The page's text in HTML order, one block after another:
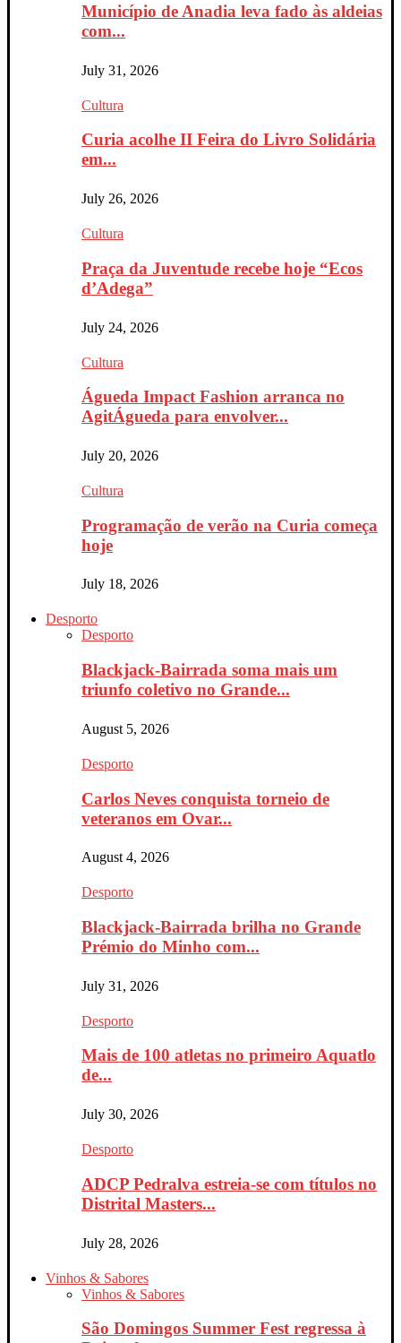
Município de Anadia leva fado às aldeias
com...
July 31, 2026
Cultura
Curia acolhe II Feira do Livro Solidária
em...
July 26, 2026
Cultura
Praça da Juventude recebe hoje “Ecos
d’Adega”
July 24, 2026
Cultura
Águeda Impact Fashion arranca no
AgitÁgueda para envolver...
July 20, 2026
Cultura
Programação de verão na Curia começa
hoje
July 18, 2026
Desporto
Desporto
Blackjack-Bairrada soma mais um
triunfo coletivo no Grande...
August 5, 2026
Desporto
Carlos Neves conquista torneio de
veteranos em Ovar...
August 4, 2026
Desporto
Blackjack-Bairrada brilha no Grande
Prémio do Minho com...
July 31, 2026
Desporto
Mais de 100 atletas no primeiro Aquatlo
de...
July 30, 2026
Desporto
ADCP Pedralva estreia-se com títulos no
Distrital Masters...
July 28, 2026
Vinhos & Sabores
Vinhos & Sabores
São Domingos Summer Fest regressa à